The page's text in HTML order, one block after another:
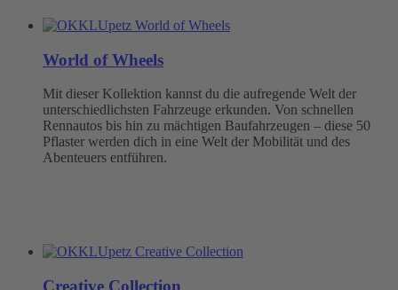
World of Wheels
Mit dieser Kollektion kannst du die aufregende Welt der
unterschiedlichsten Fahrzeuge erkunden. Von schnellen
Rennautos bis hin zu mächtigen Baufahrzeugen – diese 50
Pflaster werden dich in eine Welt der Mobilität und des
Abenteuers entführen.
Creative Collection